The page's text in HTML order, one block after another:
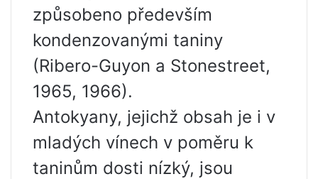
způsobeno především
kondenzovanými taniny
(Ribero-Guyon a Stonestreet,
1965, 1966).
Antokyany, jejichž obsah je i v
mladých vínech v poměru k
taninům dosti nízký, jsou